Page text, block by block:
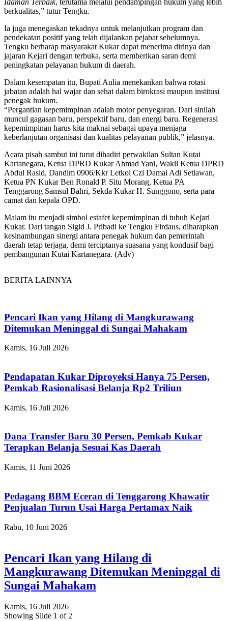
berkualitas,” tutur Tengku.
Ia juga menegaskan tekadnya untuk melanjutkan program dan
pendekatan positif yang telah dijalankan pejabat sebelumnya.
Tengku berharap masyarakat Kukar dapat menerima dirinya dan
jajaran Kejari dengan terbuka, serta memberikan saran demi
peningkatan pelayanan hukum di daerah.
Dalam kesempatan itu, Bupati Aulia menekankan bahwa rotasi
jabatan adalah hal wajar dan sehat dalam birokrasi maupun institusi
penegak hukum.
“Pergantian kepemimpinan adalah motor penyegaran. Dari sinilah
muncul gagasan baru, perspektif baru, dan energi baru. Regenerasi
kepemimpinan harus kita maknai sebagai upaya menjaga
keberlanjutan organisasi dan kualitas pelayanan publik,” jelasnya.
Acara pisah sambut ini turut dihadiri perwakilan Sultan Kutai
Kartanegara, Ketua DPRD Kukar Ahmad Yani, Wakil Ketua DPRD
Abdul Rasid, Dandim 0906/Kkr Letkol Czi Damai Adi Setiawan,
Ketua PN Kukar Ben Ronald P. Situ Morang, Ketua PA
Tenggarong Samsul Bahri, Sekda Kukar H. Sunggono, serta para
camat dan kepala OPD.
Malam itu menjadi simbol estafet kepemimpinan di tubuh Kejari
Kukar. Dari tangan Sigid J. Pribadi ke Tengku Firdaus, diharapkan
kesinambungan sinergi antara penegak hukum dan pemerintah
daerah tetap terjaga, demi terciptanya suasana yang kondusif bagi
pembangunan Kutai Kartanegara. (Adv)
BERITA LAINNYA
Pencari Ikan yang Hilang di Mangkurawang
Ditemukan Meninggal di Sungai Mahakam
Kamis, 16 Juli 2026
Pendapatan Kukar Diproyeksi Hanya 75 Persen,
Pemkab Rasionalisasi Belanja Rp2 Triliun
Kamis, 16 Juli 2026
Dana Transfer Baru 30 Persen, Pemkab Kukar
Terapkan Belanja Sesuai Kas Daerah
Kamis, 11 Juni 2026
Pedagang BBM Eceran di Tenggarong Khawatir
Penjualan Turun Usai Harga Pertamax Naik
Rabu, 10 Juni 2026
Pencari Ikan yang Hilang di
Mangkurawang Ditemukan Meninggal di
Sungai Mahakam
Kamis, 16 Juli 2026
Showing Slide 1 of 2